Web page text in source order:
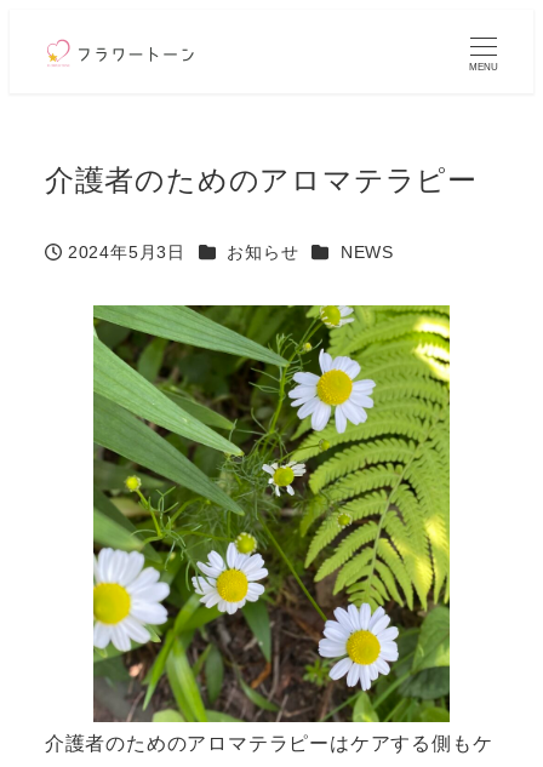
MENU
介護者のためのアロマテラピー
2024年5月3日 カテゴリー
お知らせ カテゴリー
NEWS
介護者のためのアロマテラピーはケアする側もケ